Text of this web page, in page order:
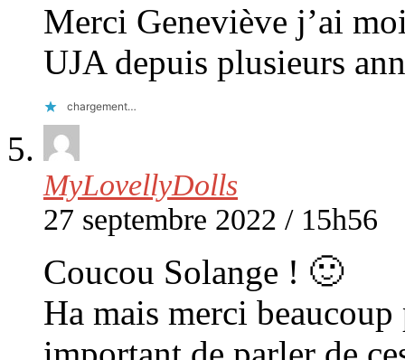
Merci Geneviève j’ai
UJA depuis plusieurs
chargement…
MyLovellyDolls
27 septembre 2022 / 15h56
Coucou Solange ! 🙂
Ha mais merci